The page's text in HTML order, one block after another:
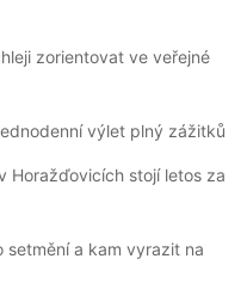
zorientovat ve veřejné
výlet plný zážitků
Horažďovicích stojí letos za
setmění a kam vyrazit na